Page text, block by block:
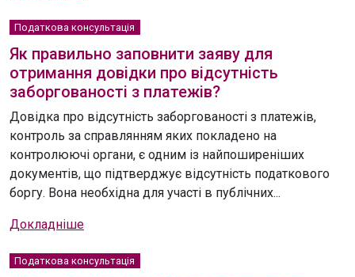
Податкова консультація
Як правильно заповнити заяву для
отримання довідки про відсутність
заборгованості з платежів?
Довідка про відсутність заборгованості з платежів,
контроль за справлянням яких покладено на
контролюючі органи, є одним із найпоширеніших
документів, що підтверджує відсутність податкового
боргу. Вона необхідна для участі в публічних...
Докладніше
Податкова консультація